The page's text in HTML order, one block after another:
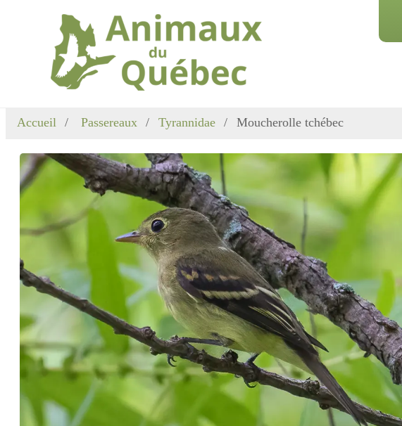
Accueil Passereaux Tyrannidae Moucherolle tchébec